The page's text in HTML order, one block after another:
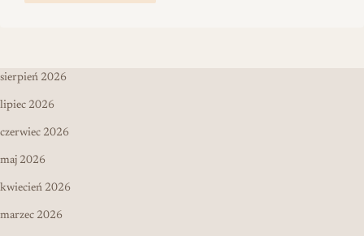
sierpień 2026
lipiec 2026
czerwiec 2026
maj 2026
kwiecień 2026
marzec 2026